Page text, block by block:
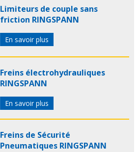
Limiteurs de couple sans
friction RINGSPANN
En savoir plus
Freins électrohydrauliques
RINGSPANN
En savoir plus
Freins de Sécurité
Pneumatiques RINGSPANN